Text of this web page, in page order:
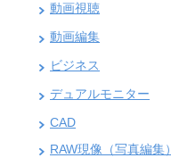
動画視聴
動画編集
ビジネス
デュアルモニター
CAD
RAW現像（写真編集）